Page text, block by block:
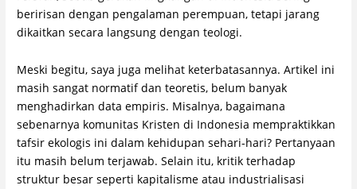
beririsan dengan pengalaman perempuan, tetapi jarang
dikaitkan secara langsung dengan teologi.
Meski begitu, saya juga melihat keterbatasannya. Artikel ini
masih sangat normatif dan teoretis, belum banyak
menghadirkan data empiris. Misalnya, bagaimana
sebenarnya komunitas Kristen di Indonesia mempraktikkan
tafsir ekologis ini dalam kehidupan sehari-hari? Pertanyaan
itu masih belum terjawab. Selain itu, kritik terhadap
struktur besar seperti kapitalisme atau industrialisasi